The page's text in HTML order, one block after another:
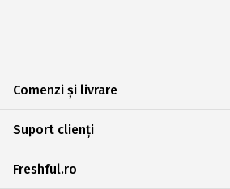
Comenzi și livrare
Suport clienți
Freshful.ro